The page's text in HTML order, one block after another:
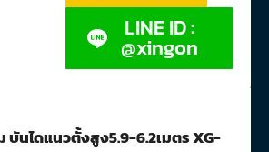
LINE ID :
@xingon
บันไดแนวตั้งสูง5.9-6.2เมตร XG-